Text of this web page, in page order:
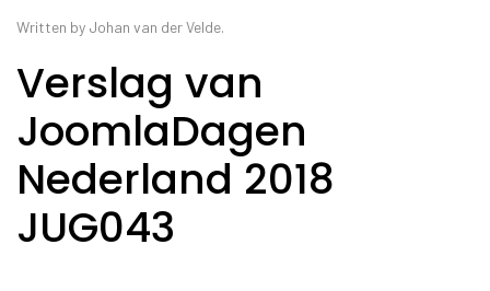
Written by Johan van der Velde.
Verslag van
JoomlaDagen
Nederland 2018
JUG043